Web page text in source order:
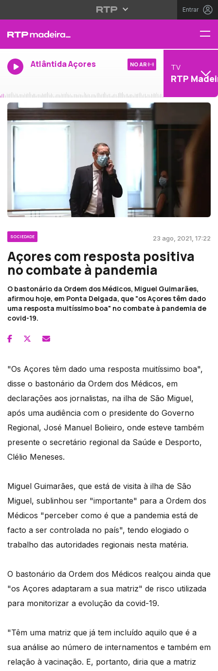
Entrar
Atlântida Açores NO AR TV
RTP
SOCIEDADE 23 ago, 2021, 17:22
Açores com resposta positiva
no combate à pandemia
O bastonário da Ordem dos Médicos, Miguel Guimarães,
afirmou hoje, em Ponta Delgada, que "os Açores têm dado
uma resposta muitíssimo boa" no combate à pandemia de
covid-19.
"Os Açores têm dado uma resposta muitíssimo boa",
disse o bastonário da Ordem dos Médicos, em
declarações aos jornalistas, na ilha de São Miguel,
após uma audiência com o presidente do Governo
Regional, José Manuel Bolieiro, onde esteve também
presente o secretário regional da Saúde e Desporto,
Clélio Meneses.
Miguel Guimarães, que está de visita à ilha de São
Miguel, sublinhou ser "importante" para a Ordem dos
Médicos "perceber como é que a pandemia está de
facto a ser controlada no país", tendo elogiado o
trabalho das autoridades regionais nesta matéria.
O bastonário da Ordem dos Médicos realçou ainda que
"os Açores adaptaram a sua matriz" de risco utilizada
para monitorizar a evolução da covid-19.
"Têm uma matriz que já tem incluído aquilo que é a
sua análise ao número de internamentos e também em
relação à vacinação. E, portanto, diria que a matriz